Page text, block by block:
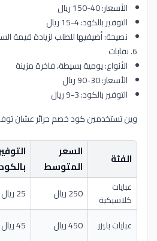
الأسعار: 40-150 ريال
التوفير بالكود: 4-15 ريال
نصيحة: أضيفيها للطلب لزيادة قيمة
6. نقابات
الأنواع: يومية بسيطة، فاخرة مزينة
الأسعار: 30-90 ريال
التوفير بالكود: 3-9 ريال
وين تستخدمين كود خصم حرائر عشان
الفئة
السعر
المتوسط
بالكود
عبايات
كلاسيكية
250 ريال 25 ريال
عبايات بليزر
450 ريال 45 ريال